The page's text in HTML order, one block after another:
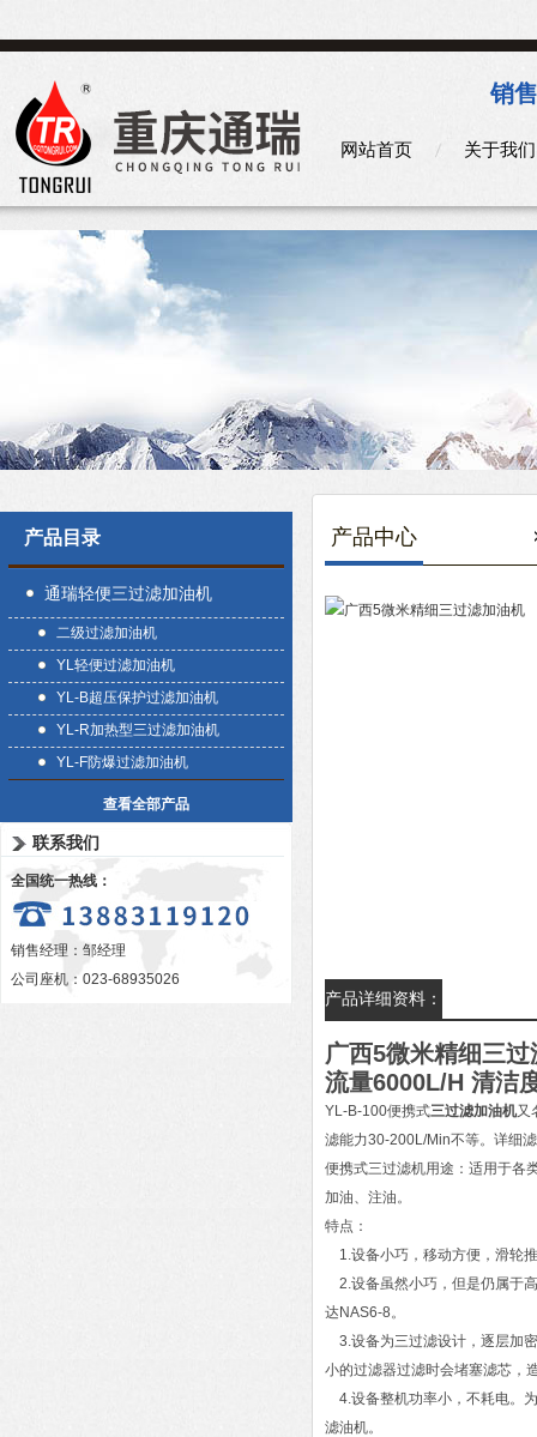
销
网站首页 关于我们
产品目录
通瑞轻便三过滤加油机
二级过滤加油机
YL轻便过滤加油机
YL-B超压保护过滤加油机
YL-R加热型三过滤加油机
YL-F防爆过滤加油机
查看全部产品
联系我们
全国统一热线：
销售经理：邹经理
公司座机：023-68935026
产品中心
产品详细资料：
广西5微米精细三
流量6000L/H 清洁
YL-B-100便携式三过滤加油机又
滤能力30-200L/Min不等。详细
便携式三过滤机用途：适用于各
加油、注油。
特点：
1.设备小巧，移动方便，滑轮
2.设备虽然小巧，但是仍属于
达NAS6-8。
3.设备为三过滤设计，逐层加
小的过滤器过滤时会堵塞滤芯，
4.设备整机功率小，不耗电。
滤油机。